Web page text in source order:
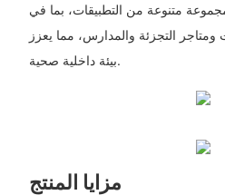
متنوعة من التطبيقات، بما في
التجزئة والمدارس، مما يعزز
بيئة داخلية صحية.
مزايا المنتج